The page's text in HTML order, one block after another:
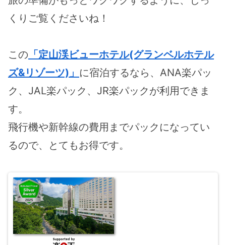
くりご覧くださいね！
この 「定山渓ビューホテル(グランベルホテル
ズ&リゾーツ)」 に宿泊するなら、ANA楽パッ
ク、JAL楽パック、JR楽パックが利用できま
す。
飛行機や新幹線の費用までパックになってい
るので、とてもお得です。